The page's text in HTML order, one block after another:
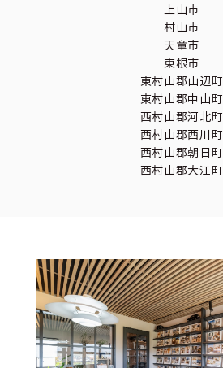
上山市
村山市
天童市
東根市
東村山郡山辺町
東村山郡中山町
西村山郡河北町
西村山郡西川町
西村山郡朝日町
西村山郡大江町